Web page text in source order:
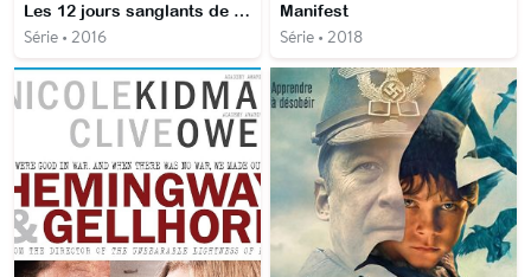
Les 12 jours sanglants de Noël
Série • 2016
Manifest
Série • 2018